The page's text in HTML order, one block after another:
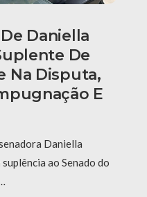
Daniella
De
Na Disputa,
E
Daniella
ao Senado do